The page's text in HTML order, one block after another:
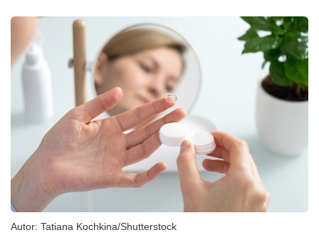
Autor: Tatiana Kochkina/Shutterstock